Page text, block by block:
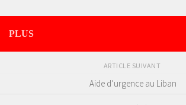
PLUS
ARTICLE SUIVANT
Aide d’urgence au Liban